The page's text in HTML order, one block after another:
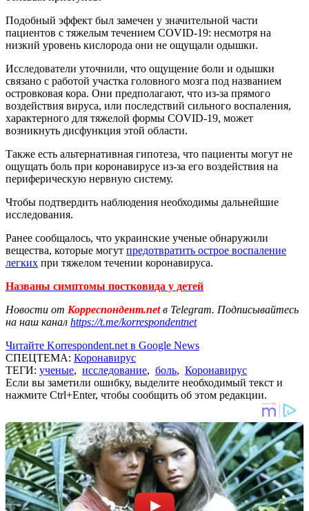
Подобный эффект был замечен у значительной части
пациентов с тяжелым течением COVID-19: несмотря на
низкий уровень кислорода они не ощущали одышки.
Исследователи уточнили, что ощущение боли и одышки
связано с работой участка головного мозга под названием
островковая кора. Они предполагают, что из-за прямого
воздействия вируса, или последствий сильного воспаления,
характерного для тяжелой формы COVID-19, может
возникнуть дисфункция этой области.
Также есть альтернативная гипотеза, что пациенты могут не
ощущать боль при коронавирусе из-за его воздействия на
периферическую нервную систему.
Чтобы подтвердить наблюдения необходимы дальнейшие
исследования.
Ранее сообщалось, что украинские ученые обнаружили
вещества, которые могут предотвратить острое воспаление
легких при тяжелом течении коронавируса.
Названы симптомы постковида у детей
Новости от Корреспондент.netв Telegram. Подписывайтесь
на наш канал https://t.me/korrespondentnet
Читайте Korrespondent.net в Google News
СПЕЦТЕМА: Коронавирус
ТЕГИ: ученые, исследование, боль, Коронавирус
Если вы заметили ошибку, выделите необходимый текст и
нажмите Ctrl+Enter, чтобы сообщить об этом редакции.